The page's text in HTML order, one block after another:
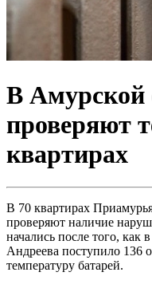
В Амурской
проверяют
квартирах
В 70 квартирах
проверяют наличие
начались после того, как
Андреева поступило 136
температуру батарей.